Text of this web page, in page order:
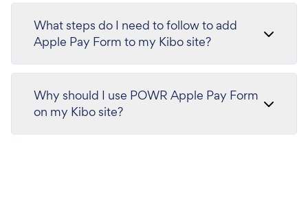
What steps do I need to follow to add
Apple Pay Form to my Kibo site?
Why should I use POWR Apple Pay Form
on my Kibo site?